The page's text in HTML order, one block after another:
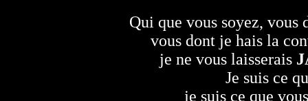
Qui que vous soyez,
vous dont je hais la
je ne vous laisserais
Je suis ce
je suis ce que